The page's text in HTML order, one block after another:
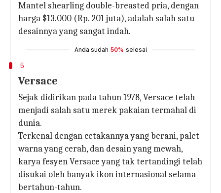
Mantel shearling double-breasted pria, dengan
harga $13.000 (Rp. 201 juta), adalah salah satu
desainnya yang sangat indah.
Anda sudah 50% selesai
5
Versace
Sejak didirikan pada tahun 1978, Versace telah
menjadi salah satu merek pakaian termahal di
dunia.
Terkenal dengan cetakannya yang berani, palet
warna yang cerah, dan desain yang mewah,
karya fesyen Versace yang tak tertandingi telah
disukai oleh banyak ikon internasional selama
bertahun-tahun.